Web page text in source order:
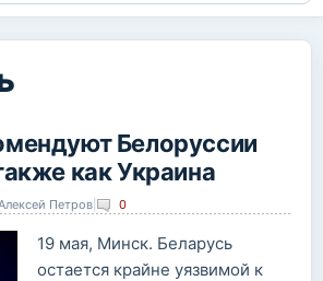
Белоруссии
как Украина
Петров 0
19 мая, Минск. Беларусь
остается крайне уязвимой к